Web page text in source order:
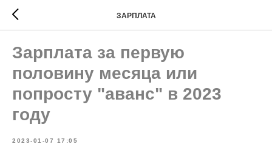
ЗАРПЛАТА
Зарплата за первую
половину месяца или
попросту "аванс" в 2023
году
2023-01-07 17:05